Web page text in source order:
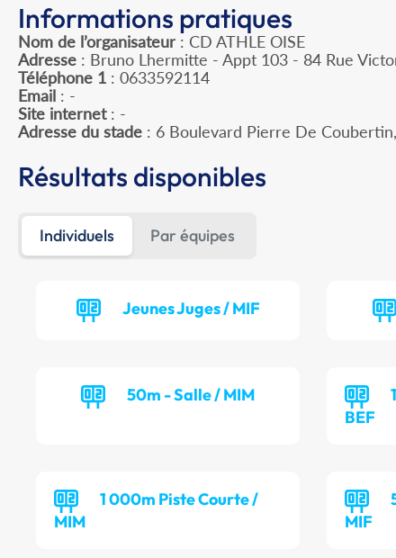
Informations pratiques
Nom de l’organisateur : CD ATHLE OISE
Adresse : Bruno Lhermitte - Appt 103 - 84 Rue
Téléphone 1 : 0633592114
Email : -
Site internet: -
Adresse du stade : 6 Boulevard Pierre De
Résultats disponibles
Individuels Par équipes
Jeunes Juges / MIF
50m - Salle / MIM
BEF
1 000m Piste Courte /
MIM
MIF